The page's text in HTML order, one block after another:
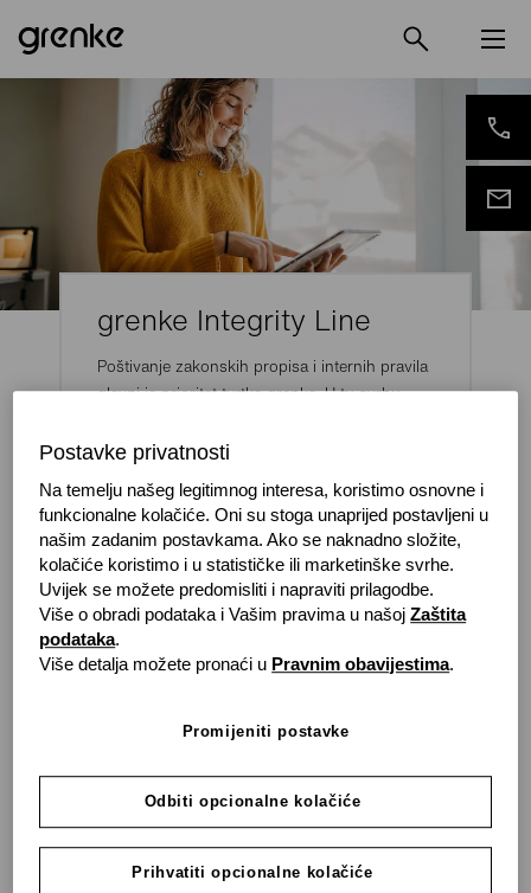
grenke Integrity Line
Poštivanje zakonskih propisa i internih pravila
glavni je prioritet tvrtke grenke. U tu svrhu
Integrity Line.
Na grenke Integrity Line
Samo poštivanjem pravila i standarda možemo spriječiti
otkriti. U tu svrhu stvorili smo sustav za zviždače
grenke Integrity Line.
S ovim novim sustavom možemo na pravedan i
odgovarajući način za tvrtku i zaposlenike istražiti
dojave o kršenju.
Postavke privatnosti
Na temelju našeg legitimnog interesa, koristimo osnovne i
funkcionalne kolačiće. Oni su stoga unaprijed postavljeni u
našim zadanim postavkama. Ako se naknadno složite,
kolačiće koristimo i u statističke ili marketinške svrhe.
Uvijek se možete predomisliti i napraviti prilagodbe.
Više o obradi podataka i Vašim pravima u našojZaštita
podataka.
Više detalja možete pronaći u Pravnim obavijestima.
Promijeniti postavke
Odbiti opcionalne kolačiće
Prihvatiti opcionalne kolačiće